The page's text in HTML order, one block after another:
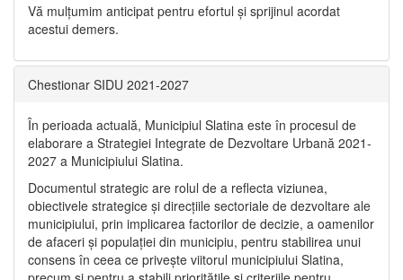
Vă mulţumim anticipat pentru efortul şi sprijinul acordat
acestui demers.
Chestionar SIDU 2021-2027
În perioada actuală, Municipiul Slatina este în procesul de
elaborare a Strategiei Integrate de Dezvoltare Urbană 2021‐
2027 a Municipiului Slatina.
Documentul strategic are rolul de a reflecta viziunea,
obiectivele strategice și direcțiile sectoriale de dezvoltare ale
municipiului, prin implicarea factorilor de decizie, a oamenilor
de afaceri și populației din municipiu, pentru stabilirea unui
consens în ceea ce privește viitorul municipiului Slatina,